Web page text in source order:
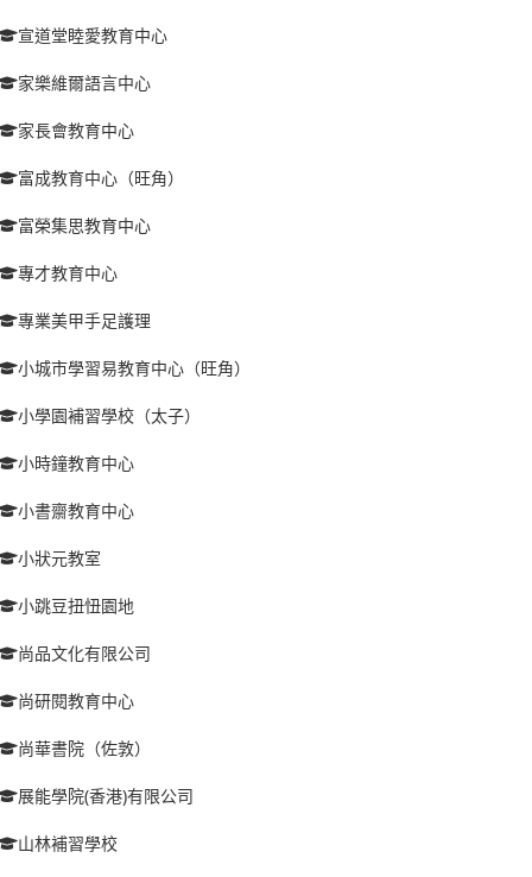
宣道堂睦愛教育中心
家樂維爾語言中心
家長會教育中心
富成教育中心（旺角）
富榮集思教育中心
專才教育中心
專業美甲手足護理
小城市學習易教育中心（旺角）
小學園補習學校（太子）
小時鐘教育中心
小書齋教育中心
小狀元教室
小跳豆扭忸園地
尚品文化有限公司
尚研閱教育中心
尚華書院（佐敦）
展能學院(香港)有限公司
山林補習學校